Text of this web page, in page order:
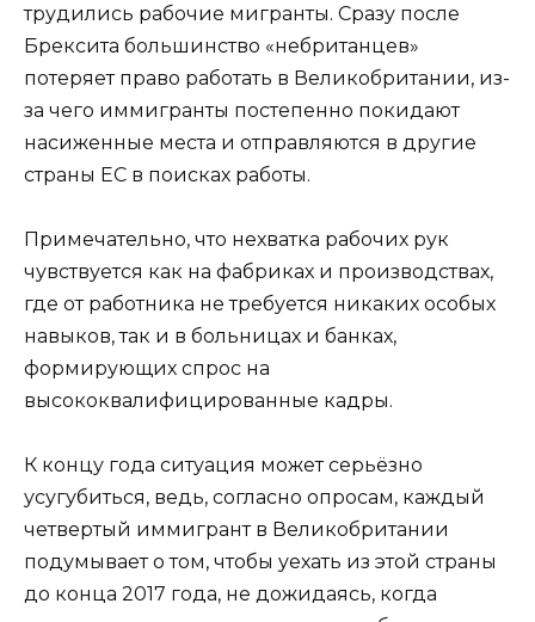
трудились рабочие мигранты. Сразу после
Брексита большинство «небританцев»
потеряет право работать в Великобритании, из-
за чего иммигранты постепенно покидают
насиженные места и отправляются в другие
страны ЕС в поисках работы.
Примечательно, что нехватка рабочих рук
чувствуется как на фабриках и производствах,
где от работника не требуется никаких особых
навыков, так и в больницах и банках,
формирующих спрос на
высококвалифицированные кадры.
К концу года ситуация может серьёзно
усугубиться, ведь, согласно опросам, каждый
четвертый иммигрант в Великобритании
подумывает о том, чтобы уехать из этой страны
до конца 2017 года, не дожидаясь, когда